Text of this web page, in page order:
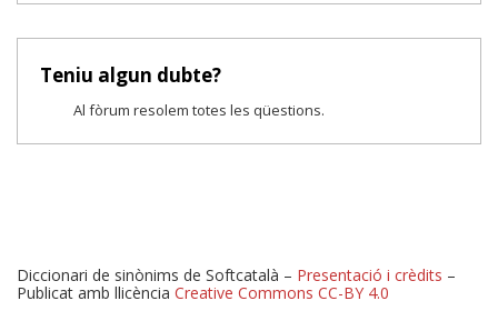
Teniu algun dubte?
Al fòrum resolem totes les qüestions.
Diccionari de sinònims de Softcatalà – Presentació i crèdits –
Publicat amb llicència Creative Commons CC-BY 4.0